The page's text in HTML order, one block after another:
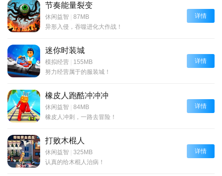
节奏能量裂变
休闲益智 | 87MB
异形入侵，吞噬进化大作战！
详情
迷你时装城
模拟经营 | 155MB
努力经营属于的服装城！
详情
橡皮人跑酷冲冲冲
休闲益智 | 84MB
橡皮人冲刺，一路去冒险！
详情
打败木棍人
休闲益智 | 325MB
认真的给木棍人治病！
详情